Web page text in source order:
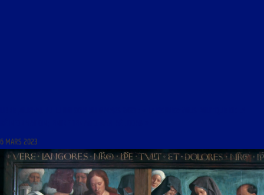
6 MARS 2023